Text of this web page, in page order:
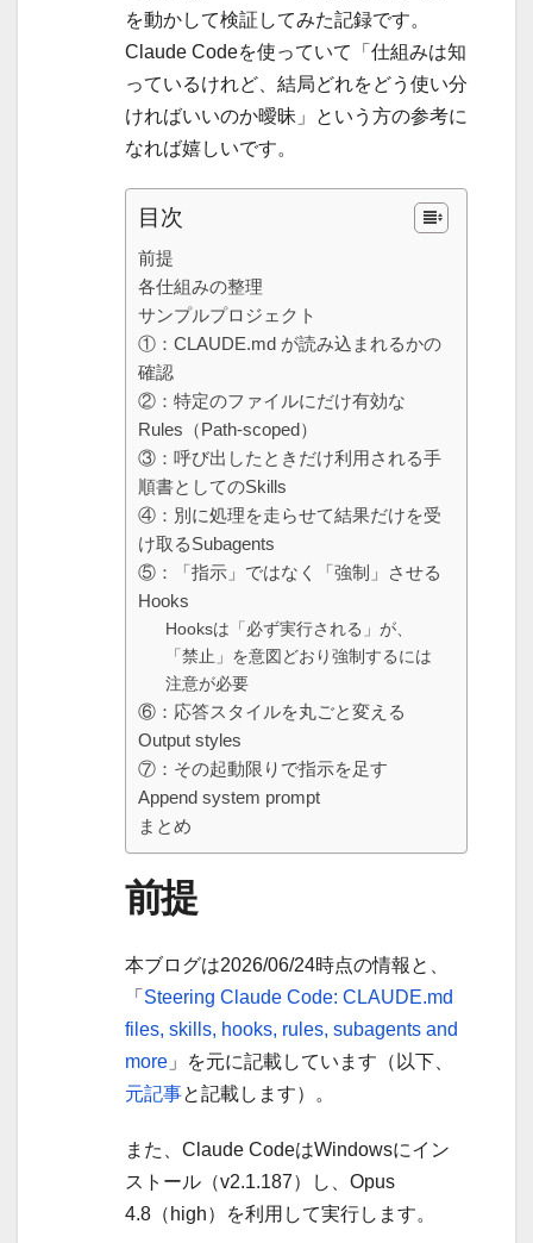
を動かして検証してみた記録です。
Claude Codeを使っていて「仕組みは知
っているけれど、結局どれをどう使い分
ければいいのか曖昧」という方の参考に
なれば嬉しいです。
目次
前提
各仕組みの整理
サンプルプロジェクト
①：CLAUDE.md が読み込まれるかの
確認
②：特定のファイルにだけ有効な
Rules（Path-scoped）
③：呼び出したときだけ利用される手
順書としてのSkills
④：別に処理を走らせて結果だけを受
け取るSubagents
⑤：「指示」ではなく「強制」させる
Hooks
Hooksは「必ず実行される」が、
「禁止」を意図どおり強制するには
注意が必要
⑥：応答スタイルを丸ごと変える
Output styles
⑦：その起動限りで指示を足す
Append system prompt
まとめ
前提
本ブログは2026/06/24時点の情報と、
「 Steering Claude Code: CLAUDE.md
files, skills, hooks, rules, subagents and
more 」を元に記載しています（以下、
元記事と記載します）。
また、Claude CodeはWindowsにイン
ストール（v2.1.187）し、Opus
4.8（high）を利用して実行します。